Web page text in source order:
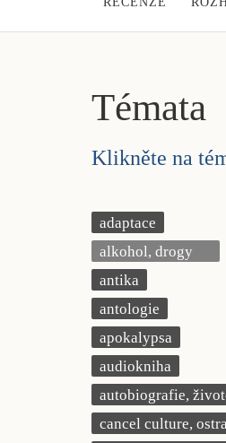
Témata
Klikněte na
adaptace
alkohol, drogy
antika
antologie
apokalypsa
audiokniha
autobiografie,
cancel culture,